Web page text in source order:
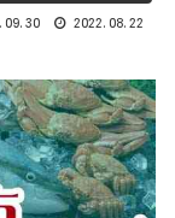
2022.08.22